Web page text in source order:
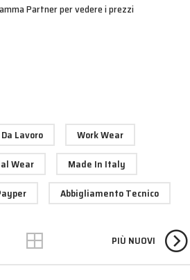
Partner per vedere i prezzi
Lavoro
Work Wear
Wear
Made In Italy
Abbigliamento Tecnico
PIÙ NUOVI